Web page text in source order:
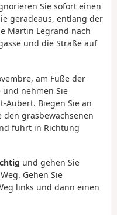
Sie sofort einen
geradeaus, entlang der
Martin Legrand nach
und die Straße auf
am Fuße der
und nehmen Sie
Aubert. Biegen Sie an
den grasbewachsenen
führt in Richtung
und gehen Sie
Gehen Sie
links und dann einen